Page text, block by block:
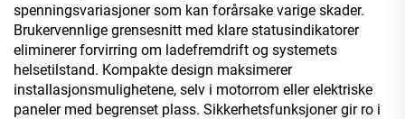
spenningsvariasjoner som kan forårsake varige skader.
Brukervennlige grensesnitt med klare statusindikatorer
eliminerer forvirring om ladefremdrift og systemets
helsetilstand. Kompakte design maksimerer
installasjonsmulighetene, selv i motorrom eller elektriske
paneler med begrenset plass. Sikkerhetsfunksjoner gir ro i